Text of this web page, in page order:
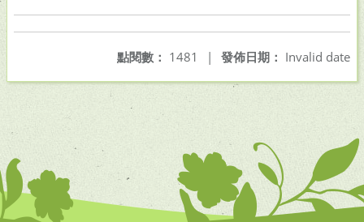
發佈日期： Invalid date
點閱數： 1481 |